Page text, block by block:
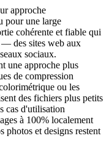
approche
pour une large
cohérente et fiable qui
— des sites web aux
sociaux.
une approche plus
de compression
ou les
des fichiers plus petits
cas d'utilisation
à 100% localement
photos et designs restent